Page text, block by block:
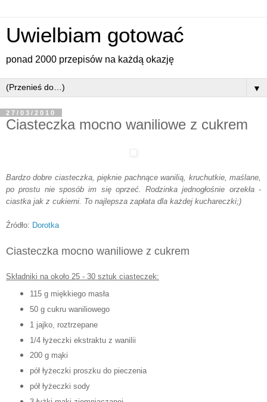
Uwielbiam gotować
ponad 2000 przepisów na każdą okazję
▼
27/03/2010
Ciasteczka mocno waniliowe z cukrem
Bardzo dobre ciasteczka, pięknie pachnące wanilią, kruchutkie, maślane,
po prostu nie sposób im się oprzeć. Rodzinka jednogłośnie orzekła -
ciastka jak z cukierni. To najlepsza zapłata dla każdej kuchareczki;)
Źródło: Dorotka
Ciasteczka mocno waniliowe z cukrem
Składniki na około 25 - 30 sztuk ciasteczek:
115 g miękkiego masła
50 g cukru waniliowego
1 jajko, roztrzepane
1/4 łyżeczki ekstraktu z wanilii
200 g mąki
pół łyżeczki proszku do pieczenia
pół łyżeczki sody